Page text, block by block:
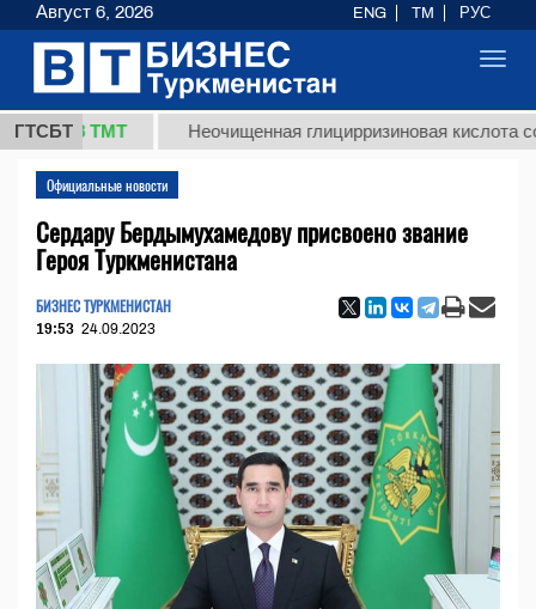
ГТСБТ
ТМТ Неочищенная глицирризиновая кислота
Официальные новости
Сердару Бердымухамедову присвоено звание
Героя Туркменистана
БИЗНЕС ТУРКМЕНИСТАН
19:53 24.09.2023
Август 6, 2026 ENG TM РУС